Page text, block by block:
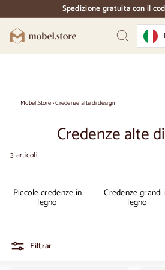
al
contenuto
pausa
diapositive
Spedizione gratuita con il
M
o
o
e
Ricerca
Mobel.Store›Credenze alte di design
Credenze alte
3 articoli
Piccole credenze in
legno
Credenze grandi
legno
Filtrar